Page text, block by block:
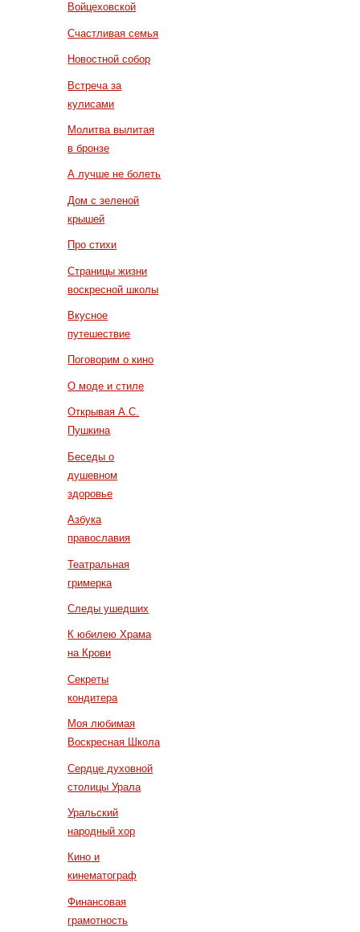
Войцеховской
Счастливая семья
Новостной собор
Встреча за
кулисами
Молитва вылитая
в бронзе
А лучше не болеть
Дом с зеленой
крышей
Про стихи
Страницы жизни
воскресной школы
Вкусное
путешествие
Поговорим о кино
О моде и стиле
Открывая А.С.
Пушкина
Беседы о
душевном
здоровье
Азбука
православия
Театральная
гримерка
Следы ушедших
К юбилею Храма
на Крови
Секреты
кондитера
Моя любимая
Воскресная Школа
Сердце духовной
столицы Урала
Уральский
народный хор
Кино и
кинематограф
Финансовая
грамотность